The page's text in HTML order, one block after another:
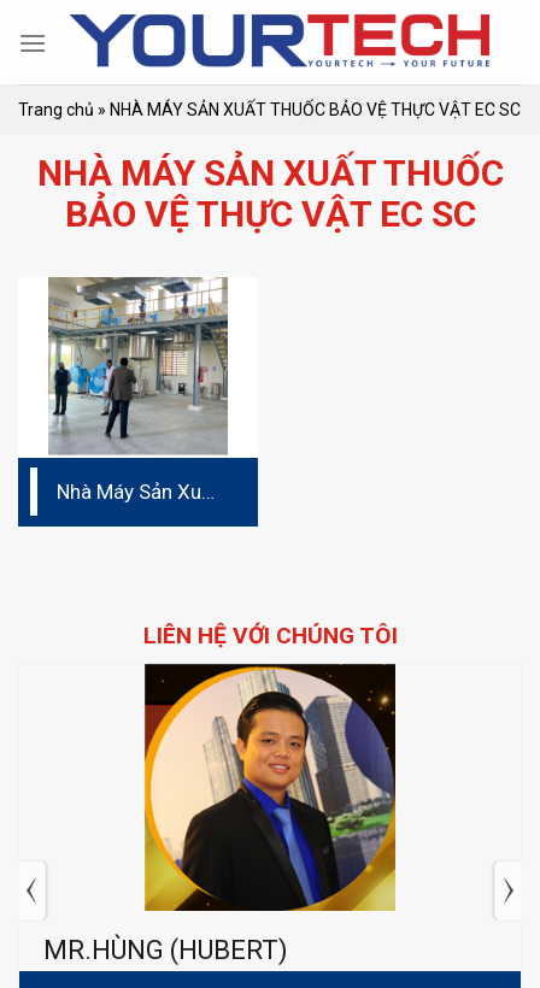
Trang chủ » NHÀ MÁY SẢN XUẤT THUỐC BẢO VỆ THỰC VẬT EC SC
NHÀ MÁY SẢN XUẤT THUỐC
BẢO VỆ THỰC VẬT EC SC
Nhà Máy Sản Xuất
LIÊN HỆ VỚI CHÚNG TÔI
MR.HÙNG (HUBERT)